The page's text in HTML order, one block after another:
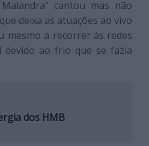
cantou mas não
deixa as atuações ao vivo
mesmo a recorrer às redes
devido ao frio que se fazia
dos HMB